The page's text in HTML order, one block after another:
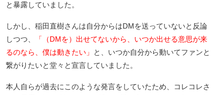
と暴露していました。
しかし、稲田直樹さんは自分からはDMを送っていないと反論
しつつ、
「（DMを）出せてないから、いつか出せる意思が来
るのなら、僕は動きたい」
と、いつか自分から動いてファンと
繋がりたいと堂々と宣言していました。
本人自らが過去にこのような発言をしていたため、コレコレさ